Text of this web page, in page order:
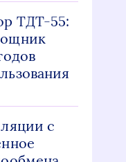
ТДТ-55:
с